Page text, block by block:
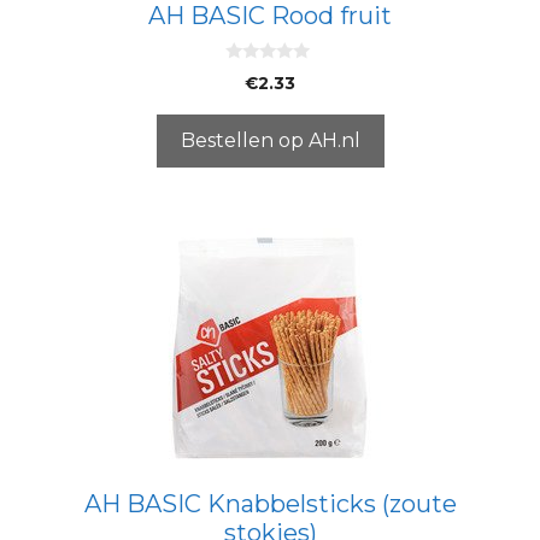
AH BASIC Rood fruit
5
€2.33
Bestellen op AH.nl
AH BASIC Knabbelsticks (zoute
stokjes)